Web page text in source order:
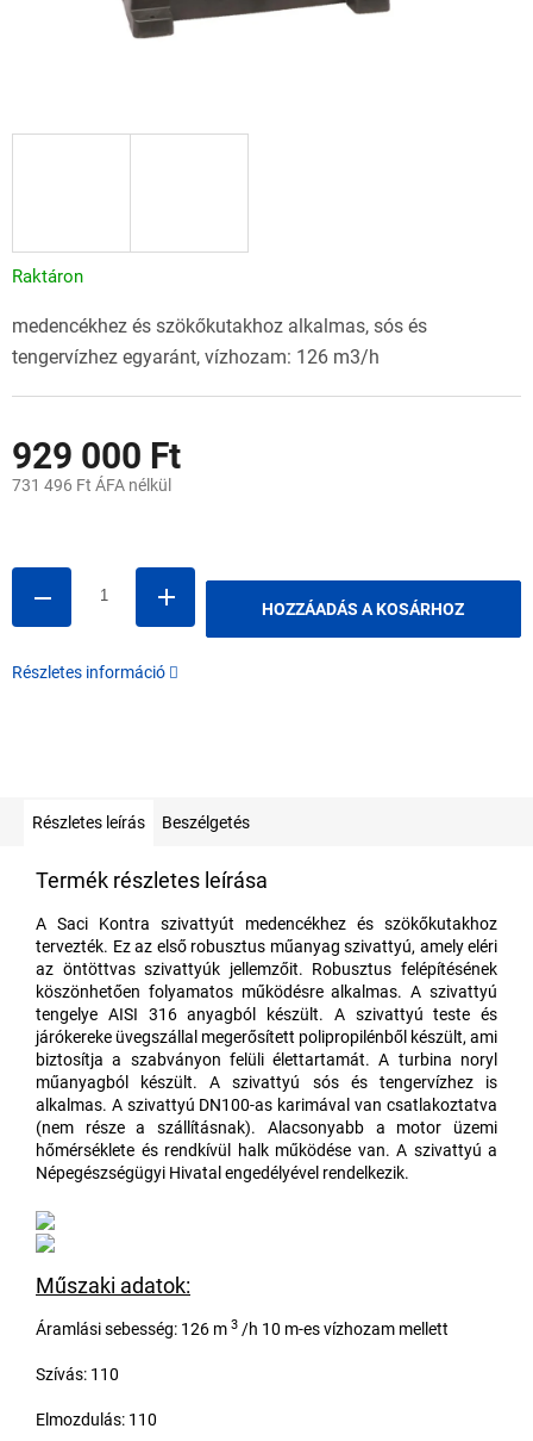
929 000 Ft
731 496 Ft ÁFA nélkül
Raktáron
HOZZÁADÁS A KOSÁRHOZ
medencékhez és szökőkutakhoz alkalmas, sós és
tengervízhez egyaránt, vízhozam: 126 m3/h
Részletes információ
Részletes leírás Beszélgetés
Termék részletes leírása
A Saci Kontra szivattyút medencékhez és szökőkutakhoz
tervezték. Ez az első robusztus műanyag szivattyú, amely eléri
az öntöttvas szivattyúk jellemzőit. Robusztus felépítésének
köszönhetően folyamatos működésre alkalmas. A szivattyú
tengelye AISI 316 anyagból készült. A szivattyú teste és
járókereke üvegszállal megerősített polipropilénből készült, ami
biztosítja a szabványon felüli élettartamát. A turbina noryl
műanyagból készült. A szivattyú sós és tengervízhez is
alkalmas. A szivattyú DN100-as karimával van csatlakoztatva
(nem része a szállításnak). Alacsonyabb a motor üzemi
hőmérséklete és rendkívül halk működése van. A szivattyú a
Népegészségügyi Hivatal engedélyével rendelkezik.
Műszaki adatok:
Áramlási sebesség: 126 m 3 /h 10 m-es vízhozam mellett
Szívás: 110
Elmozdulás: 110